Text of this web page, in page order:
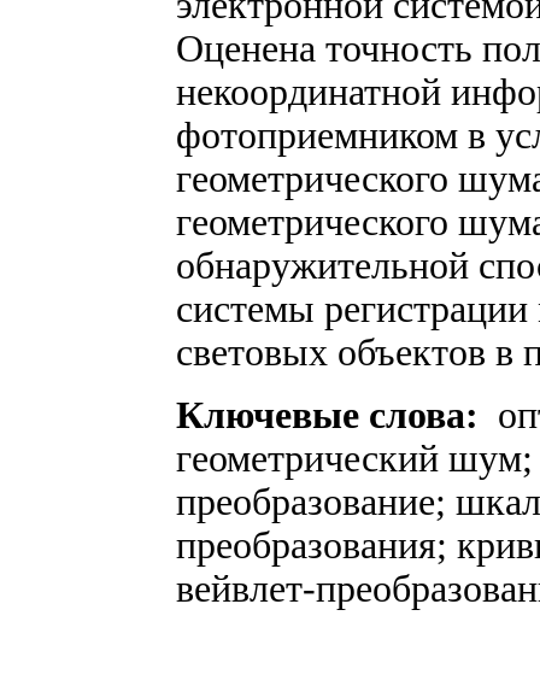
Оценена точность
некоординатной
фотоприемником в
геометрического
геометрического
обнаружительной
системы
световых объектов в
Ключевые слова:
геометрический
преобразование;
преобразования;
вейвлет-